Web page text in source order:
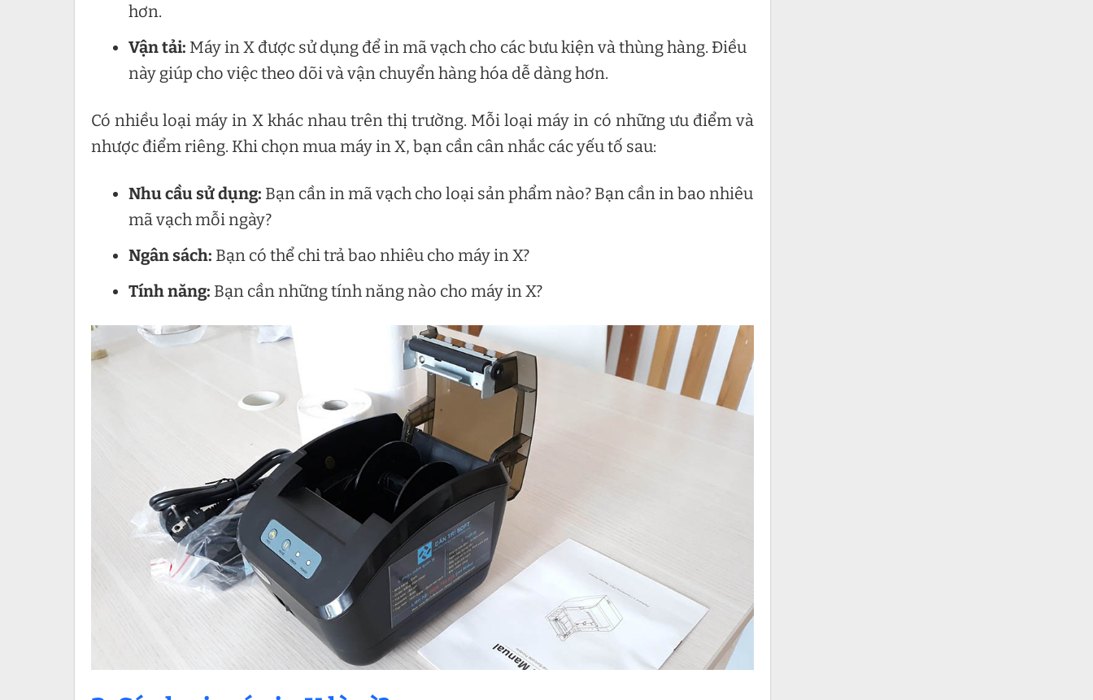
hơn.
Vận tải: Máy in X được sử dụng để in mã vạch cho các bưu kiện và thùng hàng. Điều
này giúp cho việc theo dõi và vận chuyển hàng hóa dễ dàng hơn.
Có nhiều loại máy in X khác nhau trên thị trường. Mỗi loại máy in có những ưu điểm và
nhược điểm riêng. Khi chọn mua máy in X, bạn cần cân nhắc các yếu tố sau:
Nhu cầu sử dụng: Bạn cần in mã vạch cho loại sản phẩm nào? Bạn cần in bao nhiêu
mã vạch mỗi ngày?
Ngân sách: Bạn có thể chi trả bao nhiêu cho máy in X?
Tính năng: Bạn cần những tính năng nào cho máy in X?